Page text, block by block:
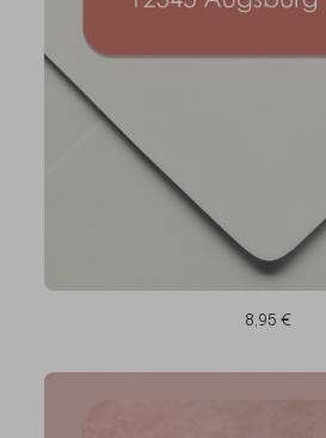
8,95 €